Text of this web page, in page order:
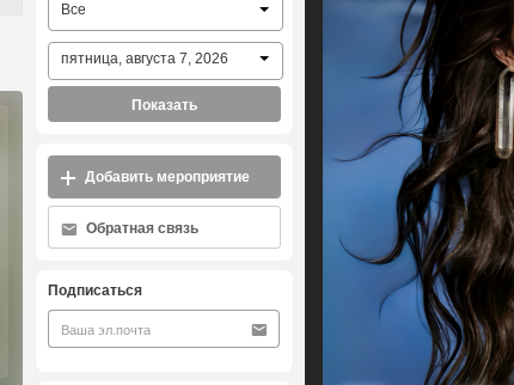
Все
пятница, августа 7, 2026
Показать
Добавить мероприятие
Обратная связь
Подписаться